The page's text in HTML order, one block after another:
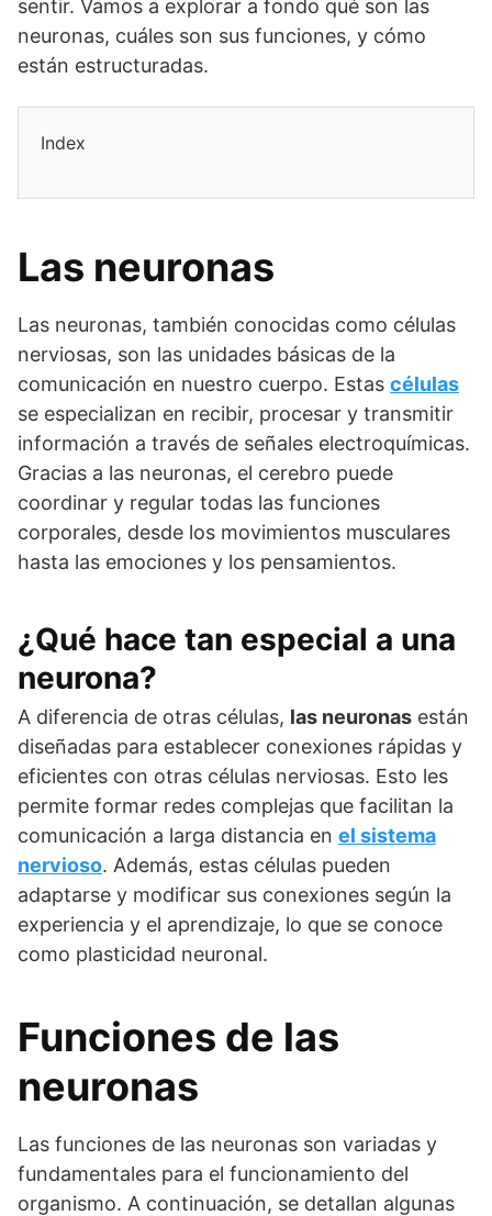
sentir. Vamos a explorar a fondo qué son las
neuronas, cuáles son sus funciones, y cómo
están estructuradas.
Index
Las neuronas
Las neuronas, también conocidas como células
nerviosas, son las unidades básicas de la
comunicación en nuestro cuerpo. Estas células
se especializan en recibir, procesar y transmitir
información a través de señales electroquímicas.
Gracias a las neuronas, el cerebro puede
coordinar y regular todas las funciones
corporales, desde los movimientos musculares
hasta las emociones y los pensamientos.
¿Qué hace tan especial a una
neurona?
A diferencia de otras células, las neuronas están
diseñadas para establecer conexiones rápidas y
eficientes con otras células nerviosas. Esto les
permite formar redes complejas que facilitan la
comunicación a larga distancia en el sistema
nervioso. Además, estas células pueden
adaptarse y modificar sus conexiones según la
experiencia y el aprendizaje, lo que se conoce
como plasticidad neuronal.
Funciones de las
neuronas
Las funciones de las neuronas son variadas y
fundamentales para el funcionamiento del
organismo. A continuación, se detallan algunas